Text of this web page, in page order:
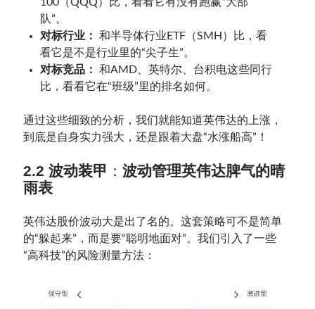
队”。
对标行业：
和半导体行业ETF（SMH）比，看
看它是不是行业里的“尖子生”。
对标竞品：
和AMD、英特尔、台积电这些同行
比，看看它在“班级”里的排名如何。
通过这些细致的分析，我们就能知道英伟达的上涨，
到底是自身实力强大，还是跟着大盘“水涨船高”！
2.2 波动装甲 ：波动管理英伟达脾气的晴
雨表
英伟达股价波动大是出了名的。这套策略可不是简单
的“躲起来”，而是要“聪明地面对”。我们引入了一些
“高科技”的风险测量方法：